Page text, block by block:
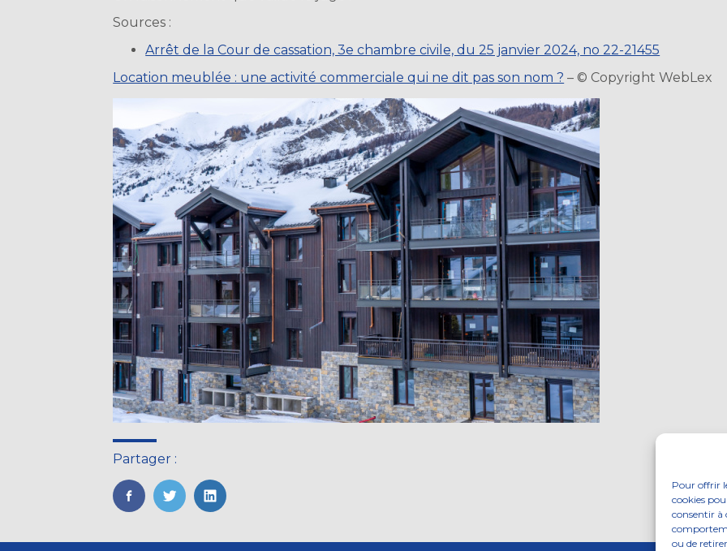
Pour offrir
cookies
consentir à
ou de
Sources :
Arrêt de la Cour de cassation, 3e chambre civile, du 25 janvier 2024, no 22-21455
Location meublée : une activité commerciale qui ne dit pas son nom ? – © Copyright WebLex
Partager :
FaceBook
TwitterLinkedIn